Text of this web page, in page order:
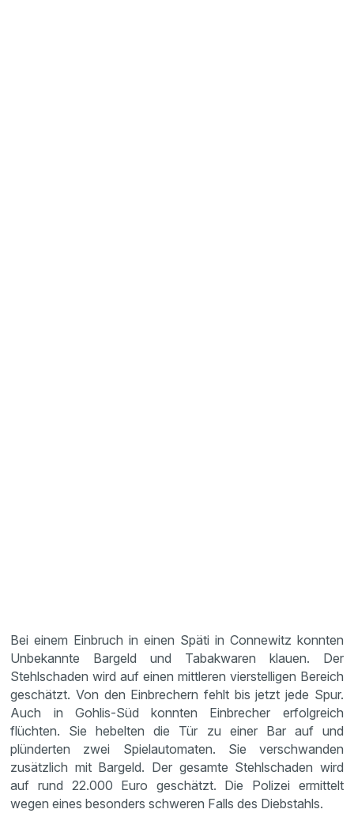
Bei einem Einbruch in einen Späti in Connewitz konnten
Unbekannte Bargeld und Tabakwaren klauen. Der
Stehlschaden wird auf einen mittleren vierstelligen Bereich
geschätzt. Von den Einbrechern fehlt bis jetzt jede Spur.
Auch in Gohlis-Süd konnten Einbrecher erfolgreich
flüchten. Sie hebelten die Tür zu einer Bar auf und
plünderten zwei Spielautomaten. Sie verschwanden
zusätzlich mit Bargeld. Der gesamte Stehlschaden wird
auf rund 22.000 Euro geschätzt. Die Polizei ermittelt
wegen eines besonders schweren Falls des Diebstahls.